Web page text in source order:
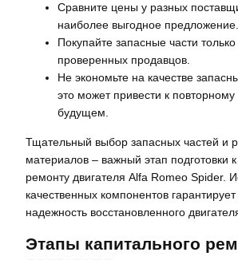
Сравните цены у разных
наиболее выгодное предложение.
Покупайте запасные части
проверенных продавцов.
Не экономьте на качестве
это может привести к
будущем.
Тщательный выбор запасных частей и
материалов – важный этап подготовки
ремонту двигателя Alfa Romeo Spider.
качественных компонентов
надежность восстановленного
Этапы капитального